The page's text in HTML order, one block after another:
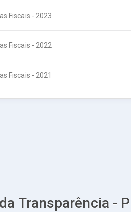
Fiscais - 2023
Fiscais - 2022
Fiscais - 2021
Transparência -